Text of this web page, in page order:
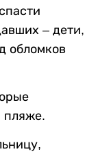
– дети,
обломков
пляже.